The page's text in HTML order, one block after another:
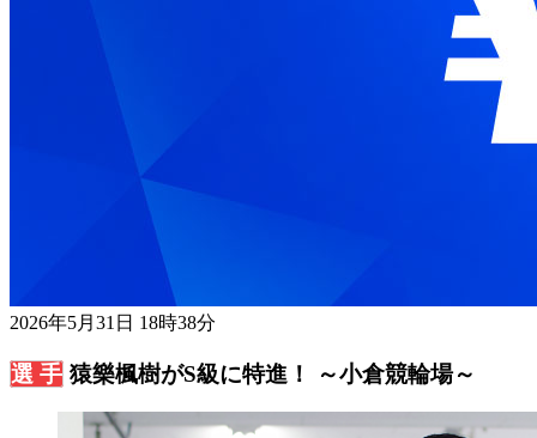
2026年5月31日 18時38分
猿樂楓樹がS級に特進！ ～小倉競輪場～